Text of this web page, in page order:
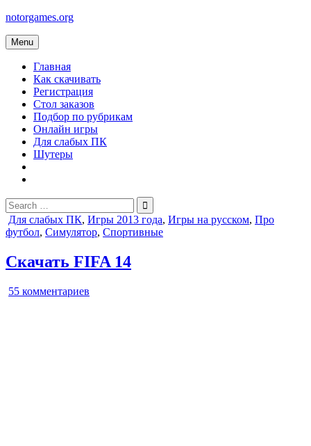
Skip
content
notorgames.org
Menu
Главная
Как скачивать
Регистрация
Стол заказов
Подбор по рубрикам
Онлайн игры
Для слабых ПК
Шутеры
Search
for:
Posted
in
Для слабых ПК, Игры 2013 года, Игры на русском, Про
футбол, Симулятор, Спортивные
Скачать FIFA 14
55 комментариев